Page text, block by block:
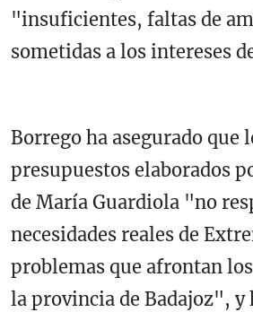
"insuficientes, faltas de
sometidas a los intereses
Borrego ha asegurado que
presupuestos elaborados
de María Guardiola "no
necesidades reales de
problemas que afrontan
la provincia de Badajoz", y